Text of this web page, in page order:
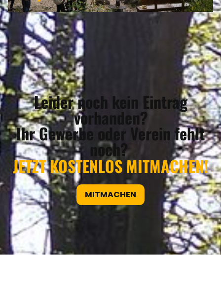
Leider noch kein Eintrag
vorhanden?
Ihr Gewerbe oder Verein fehlt
noch?
JETZT KOSTENLOS MITMACHEN!
MITMACHEN